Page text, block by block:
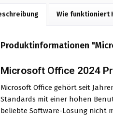
Wie funktioniert
Produktinformationen
Microsoft Office 2024
Microsoft Office gehört seit
Standards mit einer hohen
beliebte Software-Lösung nicht